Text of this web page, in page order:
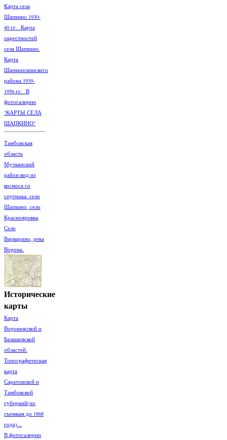
Карта села
Шапкино 1930-
40 гг. Карта
окрестностей
села Шапкино.
Карта
Шапкинскинского
района 1939-
1956 гг. В
фотогалерею
"КАРТЫ СЕЛА
ШАПКИНО"
Тамбовская
область
Мучкапский
район вид из
космоса со
спутника: село
Шапкино, село
Краснояровка,
Село
Варварино, река
Ворона.
Исторические
карты
Карта
Воронежской и
Балашовской
областей.
Топографическая
карта
Саратовской и
Тамбовской
губерний(по
съемкам до 1868
года)...
В фотогалерею